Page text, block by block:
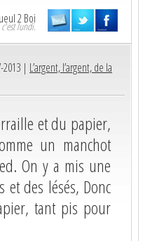
2 Boi
lundi.
2013 | L’argent, l’argent, de la
et du papier,
un manchot
On y a mis une
des lésés, Donc
tant pis pour